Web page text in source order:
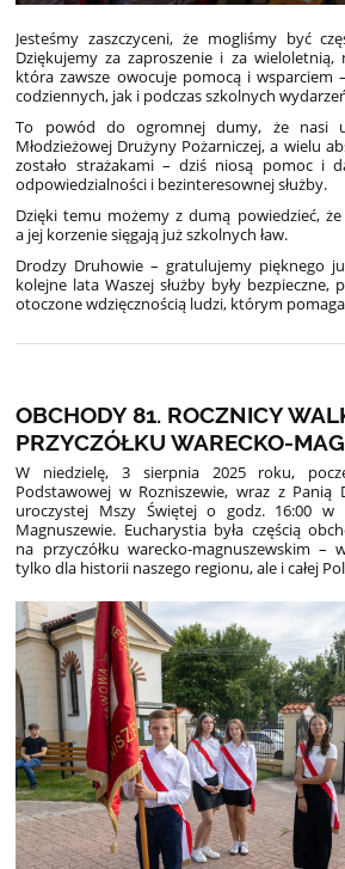
Jesteśmy zaszczyceni, że mogliśmy być
Dziękujemy za zaproszenie i za wieloletnią,
która zawsze owocuje pomocą i wsparciem
codziennych, jak i podczas szkolnych
To powód do ogromnej dumy, że nasi
Młodzieżowej Drużyny Pożarniczej, a wielu
zostało strażakami – dziś niosą pomoc i
odpowiedzialności i bezinteresownej służby.
Dzięki temu możemy z dumą powiedzieć,
a jej korzenie sięgają już szkolnych ław.
Drodzy Druhowie – gratulujemy pięknego
kolejne lata Waszej służby były bezpieczne,
otoczone wdzięcznością ludzi, którym
OBCHODY 81. ROCZNICY
PRZYCZÓŁKU WARECKO-
W niedzielę, 3 sierpnia 2025 roku,
Podstawowej w Rozniszewie, wraz z Panią
uroczystej Mszy Świętej o godz. 16:00 w
Magnuszewie. Eucharystia była częścią
na przyczółku warecko-magnuszewskim –
tylko dla historii naszego regionu, ale i całej